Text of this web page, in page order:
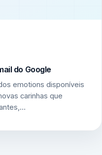
do Google
emotions disponíveis
carinhas que